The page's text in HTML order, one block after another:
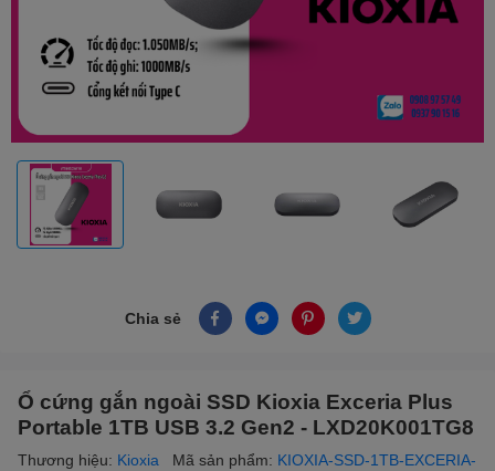
Chia sẻ
Ổ cứng gắn ngoài SSD Kioxia Exceria Plus
Portable 1TB USB 3.2 Gen2 - LXD20K001TG8
Thương hiệu: Kioxia Mã sản phẩm: KIOXIA-SSD-1TB-EXCERIA-